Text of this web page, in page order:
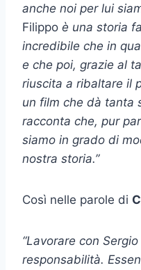
anche noi per lui
Filippo è una storia
incredibile che in
e che poi, grazie al
riuscita a ribaltare il
un film che dà tanta
racconta che, pur
siamo in grado di
nostra storia.”
Così nelle parole di
“Lavorare con
responsabilità.